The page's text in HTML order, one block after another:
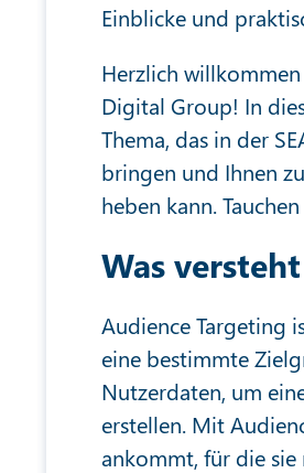
Einblicke und
Herzlich
Digital Group! In
Thema, das in der
bringen und Ihnen
heben kann.
Was
Audience Targeting
eine bestimmte
Nutzerdaten, um
erstellen. Mit
ankommt, für die sie